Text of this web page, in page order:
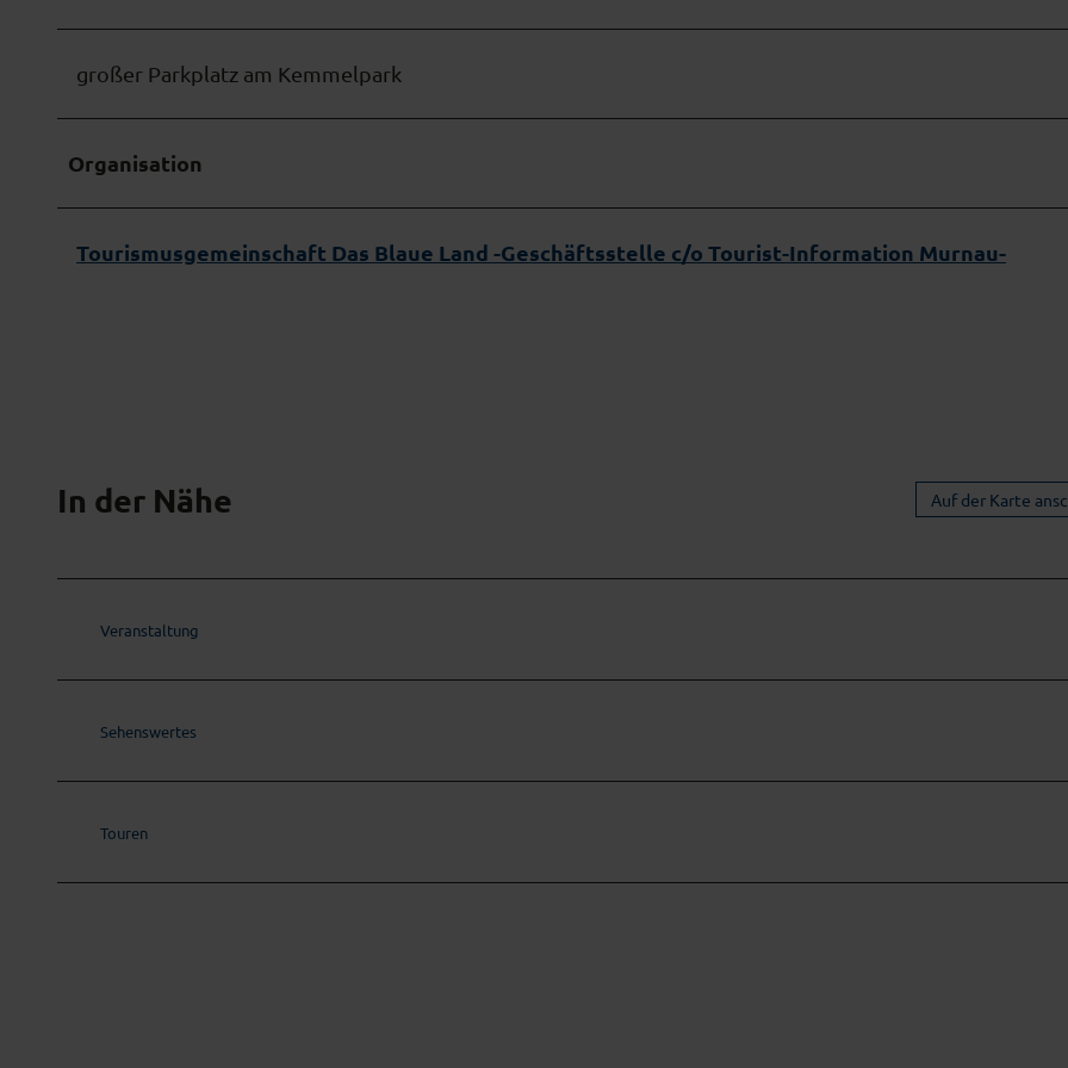
a
l
großer Parkplatz am Kemmelpark
Organisation
Tourismusgemeinschaft Das Blaue Land -Geschäftsstelle c/o Tourist-Information Murnau-
In der Nähe Auf der Karte
Veranstaltung
Sehenswertes
Touren